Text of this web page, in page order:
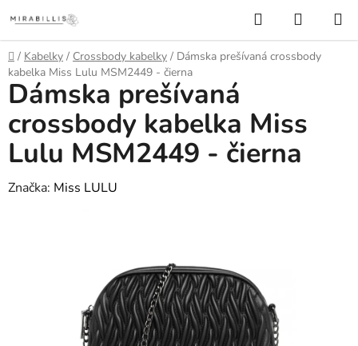
na
obsah
Hľadať
KOŠÍK
Domov
/ Kabelky / Crossbody kabelky / Dámska prešívaná crossbody
kabelka Miss Lulu MSM2449 - čierna
Dámska prešívaná
crossbody kabelka Miss
Lulu MSM2449 - čierna
Značka: Miss LULU